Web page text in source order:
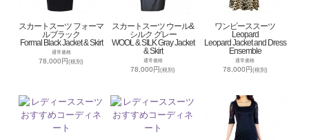
スカートスーツ フォーマ
ルブラック
Formal Black Jacket & Skirt
通常価格
78,000円(税別)
スカートスーツ ウール&
シルク グレー
WOOL & SILK Gray Jacket
& Skirt
通常価格
78,000円(税別)
ワンピーススーツ
Leopard
Leopard Jacket and Dress
Ensemble
通常価格
78,000円(税別)